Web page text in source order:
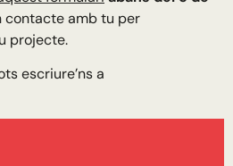
contacte amb tu per
projecte.
escriure’ns a